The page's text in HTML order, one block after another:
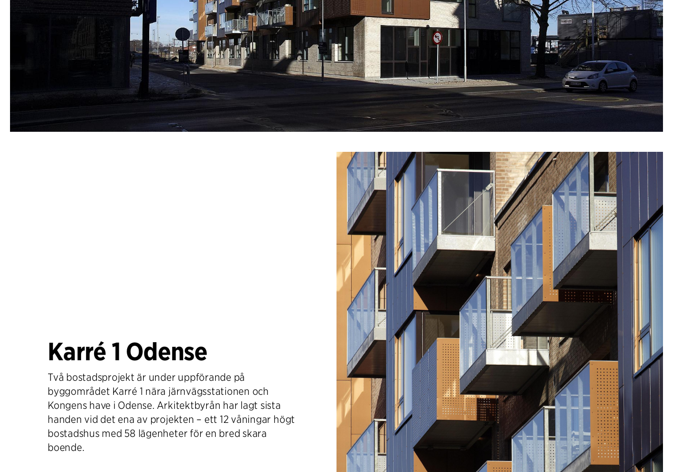
Karré 1 Odense
Två bostadsprojekt är under uppförande på
byggområdet Karré 1 nära järnvägsstationen och
Kongens have i Odense. Arkitektbyrån har lagt sista
handen vid det ena av projekten – ett 12 våningar högt
bostadshus med 58 lägenheter för en bred skara
boende.